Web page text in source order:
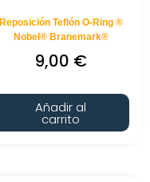
Reposición Teflón O-Ring ®
Nobel® Branemark®
9,00 €
Añadir al
carrito